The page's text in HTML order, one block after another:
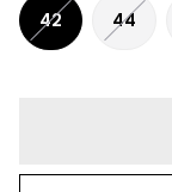
42 44